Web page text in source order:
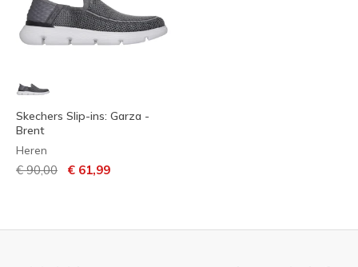
Skechers Slip-ins: Garza -
Brent
Heren
Prijs verlaagd van
€ 90,00 naar
€ 61,99